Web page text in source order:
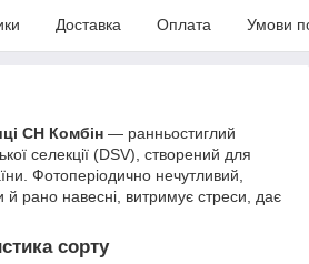
Доставка Оплата Умови
СН Комбін — ранньостиглий
селекції (DSV), створений для
Фотоперіодично нечутливий,
й рано навесні, витримує стреси, дає
сорту